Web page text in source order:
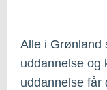
Alle i Grønland
uddannelse og
uddannelse får